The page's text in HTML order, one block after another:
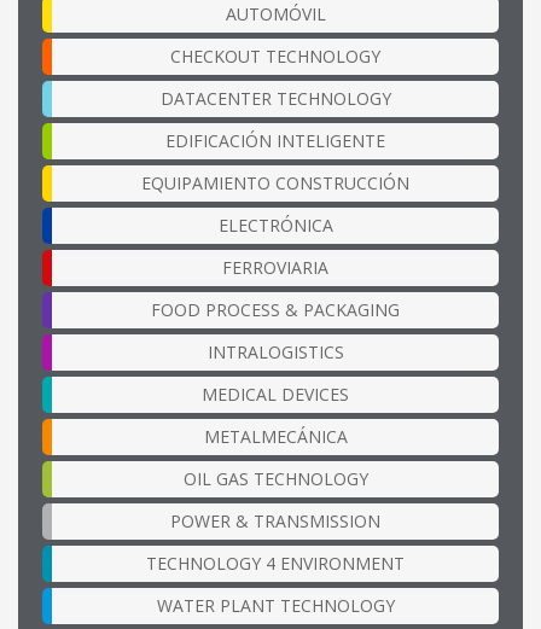
AUTOMÓVIL
CHECKOUT TECHNOLOGY
DATACENTER TECHNOLOGY
EDIFICACIÓN INTELIGENTE
EQUIPAMIENTO CONSTRUCCIÓN
ELECTRÓNICA
FERROVIARIA
FOOD PROCESS & PACKAGING
INTRALOGISTICS
MEDICAL DEVICES
METALMECÁNICA
OIL GAS TECHNOLOGY
POWER & TRANSMISSION
TECHNOLOGY 4 ENVIRONMENT
WATER PLANT TECHNOLOGY